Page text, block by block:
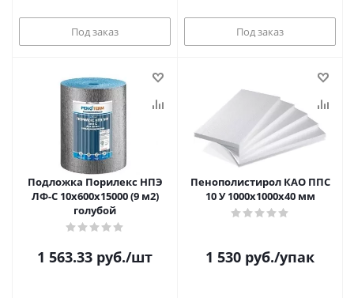
Под заказ Под заказ
Подложка Порилекс НПЭ
ЛФ-С 10х600х15000 (9 м2)
голубой
1 563.33 руб./шт
Пенополистирол КАО ППС
10 У 1000х1000х40 мм
1 530 руб./упак